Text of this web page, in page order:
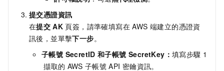
提交憑證資訊
在提交 AK 頁簽，請準確填寫在 AWS 端建立的憑證資
訊後，並單擊下一步。
子帳號 SecretID 和子帳號 SecretKey： 填寫步驟 1
擷取的 AWS 子帳號 API 密鑰資訊。